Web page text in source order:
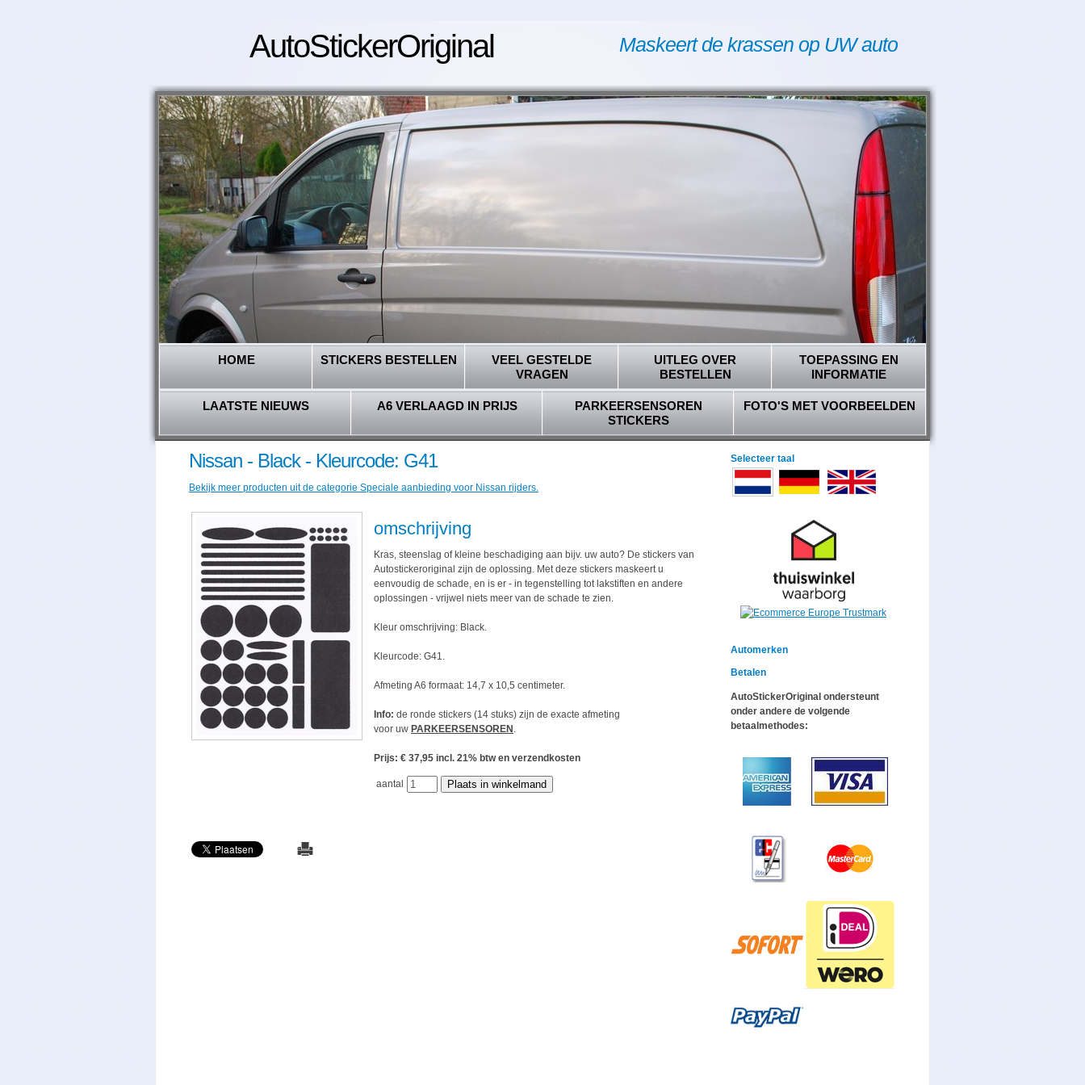
AutoStickerOriginal Maskeert de krassen op UW auto
HOME STICKERS BESTELLEN
VEEL GESTELDE
VRAGEN
UITLEG OVER
BESTELLEN
TOEPASSING EN
INFORMATIE
LAATSTE NIEUWS A6 VERLAAGD IN PRIJS
PARKEERSENSOREN
STICKERS
FOTO'S MET VOORBEELDEN
Nissan - Black - Kleurcode: G41
Bekijk meer producten uit de categorie Speciale aanbieding voor Nissan rijders.
omschrijving
Kras, steenslag of kleine beschadiging aan bijv. uw auto? De stickers van
Autostickeroriginal zijn de oplossing. Met deze stickers maskeert u
eenvoudig de schade, en is er - in tegenstelling tot lakstiften en andere
oplossingen - vrijwel niets meer van de schade te zien.
Kleur omschrijving: Black.
Kleurcode: G41.
Afmeting A6 formaat: 14,7 x 10,5 centimeter.
Info: de ronde stickers (14 stuks) zijn de exacte afmeting
voor uw PARKEERSENSOREN .
Prijs: € 37,95 incl. 21% btw en verzendkosten
aantal
Selecteer taal
Automerken
Betalen
AutoStickerOriginal ondersteunt
onder andere de volgende
betaalmethodes: